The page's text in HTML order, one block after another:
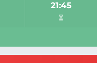
21:45